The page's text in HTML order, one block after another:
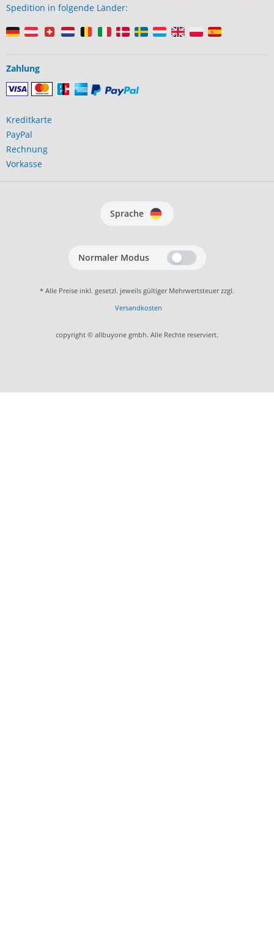
Spedition in folgende Länder:
Zahlung
Kreditkarte
PayPal
Rechnung
Vorkasse
Sprache
Normaler Modus
* Alle Preise inkl. gesetzl. jeweils gültiger Mehrwertsteuer zzgl.
Versandkosten
copyright © allbuyone gmbh. Alle Rechte reserviert.